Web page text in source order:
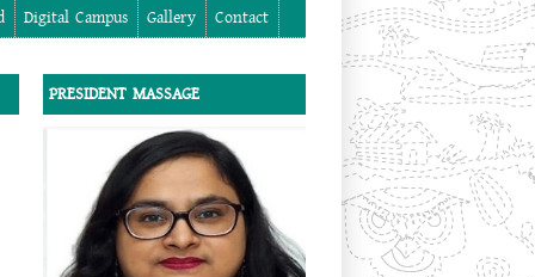
Digital Campus Gallery Contact
PRESIDENT MASSAGE